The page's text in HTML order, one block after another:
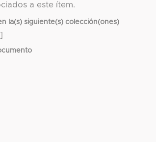
a este ítem.
la(s) siguiente(s) colección(ones)